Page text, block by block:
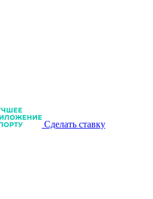
Сделать ставку